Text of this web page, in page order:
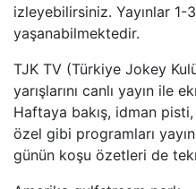
TRT BELGESEL
HT SPOR
DMAX
TLC
izleyebilirsiniz. Yayınlar 1-
yaşanabilmektedir.
TJK TV (Türkiye Jokey
yarışlarını canlı yayın ile
Haftaya bakış, idman pisti,
özel gibi programları
günün koşu özetleri de